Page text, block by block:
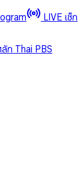
LIVE เช็ก
ลัก Thai PBS